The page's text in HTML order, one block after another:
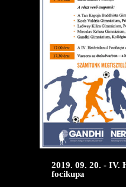
2019. 09. 20. - IV.
focikupa